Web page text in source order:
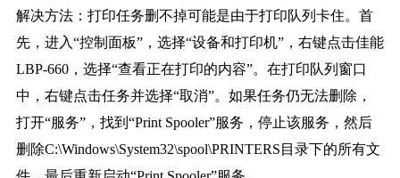
解决方法：打印任务删不掉可能是由于打印队列卡住。首
先，进入“控制面板”，选择“设备和打印机”，右键点击佳能
LBP-660，选择“查看正在打印的内容”。在打印队列窗口
中，右键点击任务并选择“取消”。如果任务仍无法删除，
打开“服务”，找到“Print Spooler”服务，停止该服务，然后
删除C:\Windows\System32\spool\PRINTERS目录下的所有文